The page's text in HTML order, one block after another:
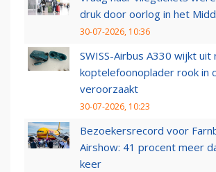
druk door oorlog in het
30-07-2026, 10:36
SWISS-Airbus A330 wijkt uit
koptelefoonoplader rook in
veroorzaakt
30-07-2026, 10:23
Bezoekersrecord voor
Airshow: 41 procent meer
keer